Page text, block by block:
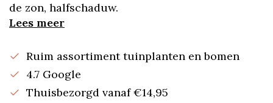
de zon, halfschaduw.
Lees meer
Ruim assortiment tuinplanten en bomen
4.7 Google
Thuisbezorgd vanaf €14,95